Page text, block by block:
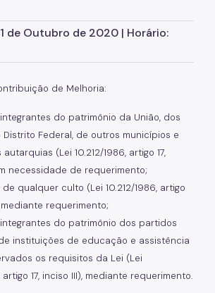
Melhoria
Financeiras)
de Pagamento)
Unificado)
Isenções
Zona Leste
Predial e Territorial)
sobre Serviços)
de Outubro de 2020 | Horário:
de Melhoria:
do patrimônio da União, dos
Distrito Federal, de outros municípios e
(Lei 10.212/1986, artigo 17,
necessidade de requerimento;
qualquer culto (Lei 10.212/1986, artigo
mediante requerimento;
do patrimônio dos partidos
instituições de educação e assistência
os requisitos da Lei (Lei
artigo 17, inciso III), mediante requerimento.